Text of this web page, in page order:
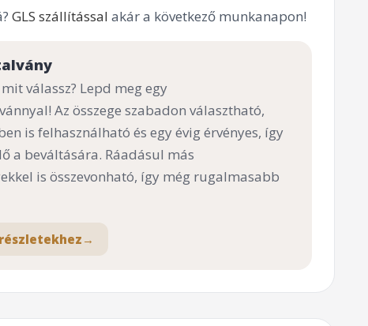
GLS szállítással akár a következő munkanapon!
válassz? Lepd meg egy
Az összege szabadon választható,
is felhasználható és egy évig érvényes, így
a beváltására. Ráadásul más
is összevonható, így még rugalmasabb
→